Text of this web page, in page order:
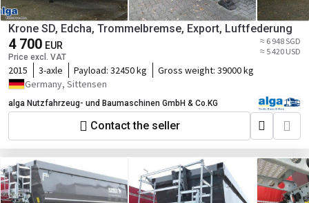
Krone SD, Edcha, Trommelbremse, Export, Luftfederung
4 700 EUR
Price excl. VAT
≈ 6 948 SGD
≈ 5 420 USD
2015 3-axle Payload: 32450 kg Gross weight: 39000 kg
Germany, Sittensen
alga Nutzfahrzeug- und Baumaschinen GmbH & Co.KG
Contact the seller